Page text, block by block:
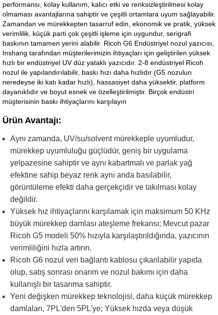
performansı, kolay kullanım, kalıcı etki ve renksizleştirilmesi kolay
olmaması avantajlarına sahiptir ve çeşitli ortamlara uyum sağlayabilir.
Zamandan ve mürekkepten tasarruf edin, ekonomik ve pratik, yüksek
verimlilik, küçük parti çok çeşitli işleme için uygundur, serigrafi
baskının tamamen yerini alabilir. Ricoh G6 Endüstriyel nozul yazıcısı,
Inshang tarafından müşterilerimizin ihtiyaçları için geliştirilen yüksek
hızlı bir endüstriyel UV düz yataklı yazıcıdır. 2-8 endüstriyel Ricoh
nozul ile yapılandırılabilir, baskı hızı daha hızlıdır (G5 nozulun
neredeyse iki katı kadar hızlı), hassasiyet daha yüksektir, platform
dayanıklıdır ve boyut esnek ve özelleştirilmiştir. Birçok endüstri
müşterisinin baskı ihtiyaçlarını karşılayın
Ürün Avantajı:
Aynı zamanda, UV/su/solvent mürekkeple uyumludur,
mürekkep uyumluluğu güçlüdür, geniş bir uygulama
yelpazesine sahiptir ve aynı kabartmalı ve parlak yağ
efektine sahip beyaz renk aynı anda basılabilir,
görüntüleme efekti daha gerçekçidir ve takılması kolay
değildir.
Yüksek hız ihtiyaçlarını karşılamak için maksimum 50 KHz
büyük mürekkep damlası ateşleme frekansı; Mevcut pazar
Ricoh G5 modeli 50% hızıyla karşılaştırıldığında, yazıcının
verimliliğini hızla artırın.
Ricoh G6 nozul veri bağlantı kablosu çıkarılabilir yapıda
olup, satış sonrası onarım ve nozul bakımı için daha
kullanışlı bir tasarıma sahiptir.
Yeni değişken mürekkep teknolojisi, daha küçük mürekkep
damlaları, 7PL'den 5PL'ye; Yüksek hızda veya düşük